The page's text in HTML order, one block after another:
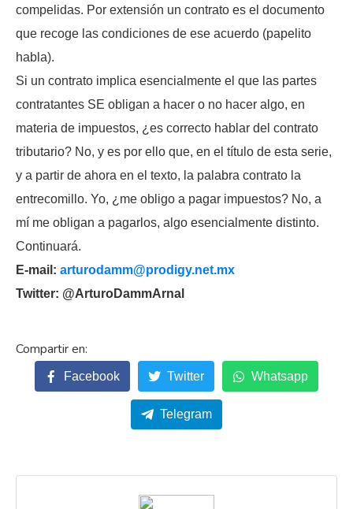
compelidas. Por extensión un contrato es el documento
que recoge las condiciones de ese acuerdo (papelito
habla).
Si un contrato implica esencialmente el que las partes
contratantes SE obligan a hacer o no hacer algo, en
materia de impuestos, ¿es correcto hablar del contrato
tributario? No, y es por ello que, en el título de esta serie,
y a partir de ahora en el texto, la palabra contrato la
entrecomillo. Yo, ¿me obligo a pagar impuestos? No, a
mí me obligan a pagarlos, algo esencialmente distinto.
Continuará.
E-mail: arturodamm@prodigy.net.mx
Twitter: @ArturoDammArnal
Facebook Twitter Whatsapp
Telegram